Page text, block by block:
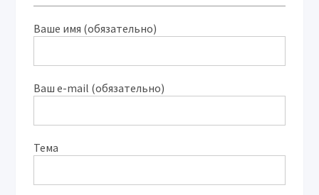
Ваше имя (обязательно)
Ваш e-mail (обязательно)
Тема